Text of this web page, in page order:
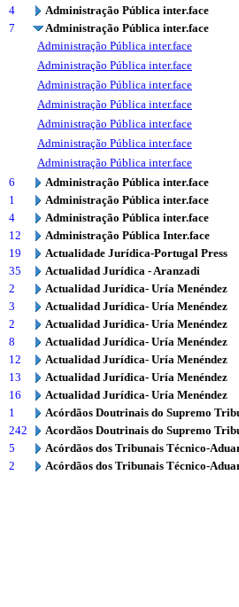
4
Administração Pública inter.face
7
Administração Pública inter.face
Administração Pública inter.face
Administração Pública inter.face
Administração Pública inter.face
Administração Pública inter.face
Administração Pública inter.face
Administração Pública inter.face
Administração Pública inter.face
6
Administração Pública inter.face
1
Administração Pública inter.face
4
Administração Pública inter.face
12
Administração Pública Inter.face
19
Actualidade Jurídica-Portugal Press
35
Actualidad Jurídica - Aranzadi
2
Actualidad Jurídica- Uría Menéndez
3
Actualidad Jurídica- Uría Menéndez
2
Actualidad Jurídica- Uría Menéndez
8
Actualidad Jurídica- Uría Menéndez
12
Actualidad Jurídica- Uría Menéndez
13
Actualidad Jurídica- Uría Menéndez
16
Actualidad Jurídica- Uría Menéndez
1
Acórdãos Doutrinais do Supremo
242
Acordãos Doutrinais do Supremo
5
Acórdãos dos Tribunais Técnico-
2
Acórdãos dos Tribunais Técnico-